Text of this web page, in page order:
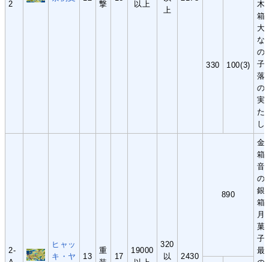
2
撃
以上
上
木
箱
大
な
の
子
落
の
実
た
し
330 100(3)
2-
ヒャッ
キ・ヤ
13
重
17
19000
320
以
2430
890
金
箱
音
の
銀
箱
月
菓
子
最